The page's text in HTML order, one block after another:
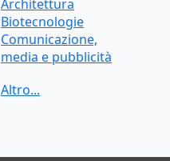
Architettura
Biotecnologie
Comunicazione,
media e pubblicità
Data science